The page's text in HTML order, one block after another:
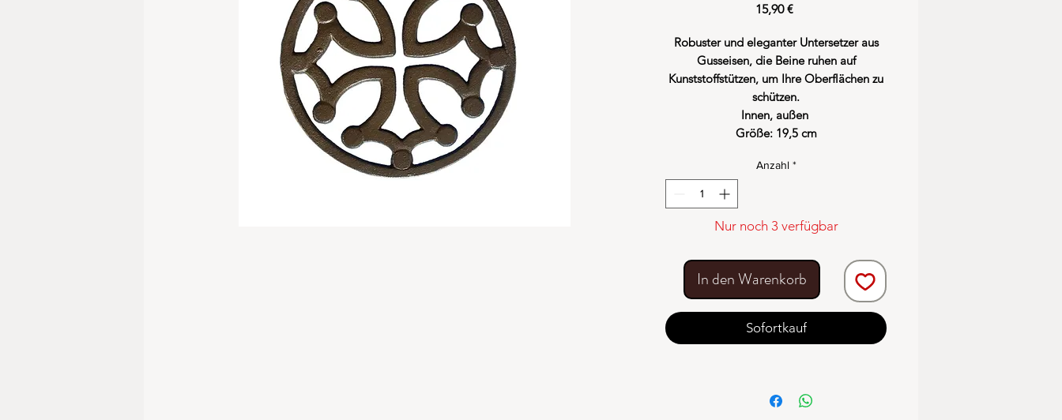
15,90 €Preis
Robuster und eleganter Untersetzer aus
Gusseisen, die Beine ruhen auf
Kunststoffstützen, um Ihre Oberflächen zu
schützen.
Innen, außen
Größe: 19,5 cm
Anzahl *
Nur noch 3 verfügbar
In den Warenkorb
Sofortkauf